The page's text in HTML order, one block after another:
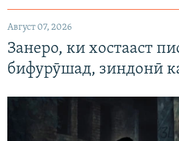
Август 07, 2026
Занеро, ки хостааст
бифурӯшад, зиндонӣ